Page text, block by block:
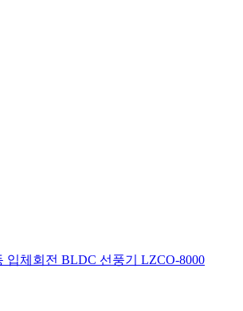
입체회전 BLDC 선풍기 LZCO-8000